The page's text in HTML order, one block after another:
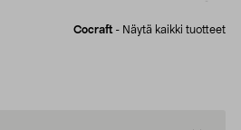
Cocraft - Näytä kaikki tuotteet